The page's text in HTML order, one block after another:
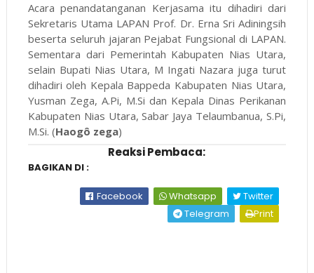
Acara penandatanganan Kerjasama itu dihadiri dari
Sekretaris Utama LAPAN Prof. Dr. Erna Sri Adiningsih
beserta seluruh jajaran Pejabat Fungsional di LAPAN.
Sementara dari Pemerintah Kabupaten Nias Utara,
selain Bupati Nias Utara, M Ingati Nazara juga turut
dihadiri oleh Kepala Bappeda Kabupaten Nias Utara,
Yusman Zega, A.Pi, M.Si dan Kepala Dinas Perikanan
Kabupaten Nias Utara, Sabar Jaya Telaumbanua, S.Pi,
M.Si. (Haogô zega)
Reaksi Pembaca:
BAGIKAN DI :
Facebook Whatsapp
Twitter
Telegram
Print